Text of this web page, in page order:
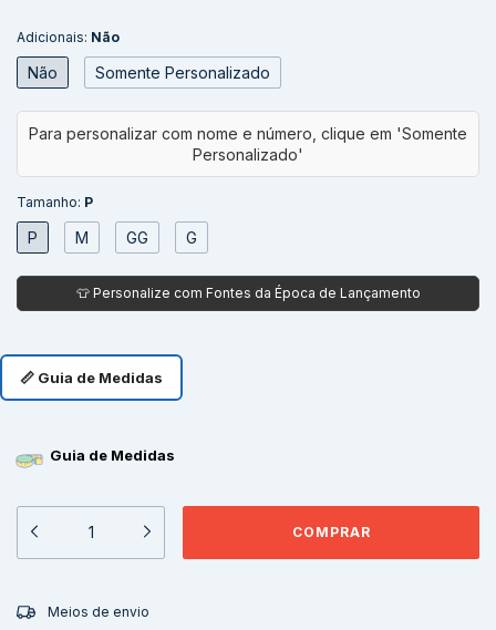
Adicionais: Não
Não Somente Personalizado
Tamanho: P
P M GG G
📏 Guia de Medidas
Guia de Medidas
Entregas para o CEP:
Meios de envio